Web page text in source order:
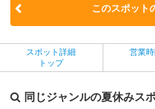
このスポット
スポット詳細
トップ
営業
同じジャンルの夏休みス